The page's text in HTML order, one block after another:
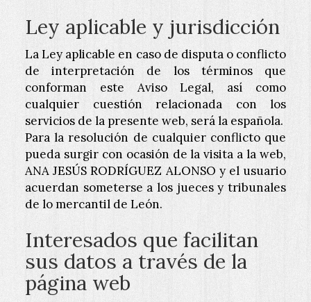
Ley aplicable y jurisdicción
La Ley aplicable en caso de disputa o conflicto
de interpretación de los términos que
conforman este Aviso Legal, así como
cualquier cuestión relacionada con los
servicios de la presente web, será la española.
Para la resolución de cualquier conflicto que
pueda surgir con ocasión de la visita a la web,
ANA JESÚS RODRÍGUEZ ALONSO y el usuario
acuerdan someterse a los jueces y tribunales
de lo mercantil de León.
Interesados que facilitan
sus datos a través de la
página web